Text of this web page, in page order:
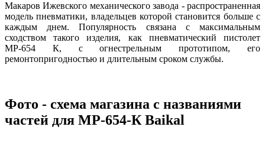
Макаров Ижевского механического завода - распространенная
модель пневматики, владельцев которой становится больше с
каждым днем. Популярность связана с максимальным
сходством такого изделия, как пневматический пистолет
МР-654 К, с огнестрельным прототипом, его
ремонтопригодностью и длительным сроком службы.
Фото - схема магазина с названиями
частей для МР-654-К Baikal